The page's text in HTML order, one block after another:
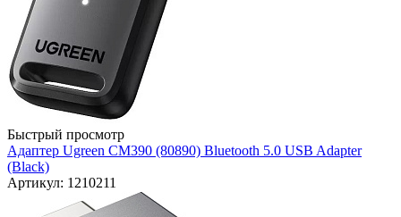
Быстрый просмотр
Адаптер Ugreen CM390 (80890) Bluetooth 5.0 USB Adapter
(Black)
Артикул: 1210211